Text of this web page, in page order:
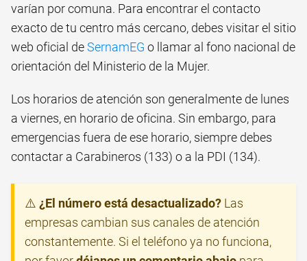
varían por comuna. Para encontrar el contacto
exacto de tu centro más cercano, debes visitar el sitio
web oficial deSernamEG o llamar al fono nacional de
orientación del Ministerio de la Mujer.
Los horarios de atención son generalmente de lunes
a viernes, en horario de oficina. Sin embargo, para
emergencias fuera de ese horario, siempre debes
contactar a Carabineros (133) o a la PDI (134).
⚠️ ¿El número está desactualizado? Las
empresas cambian sus canales de atención
constantemente. Si el teléfono ya no funciona,